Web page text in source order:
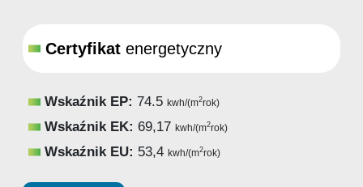
Certyfikat energetyczny
Wskaźnik EP: 74.5 kwh/(m2rok)
Wskaźnik EK: 69,17 kwh/(m2rok)
Wskaźnik EU: 53,4 kwh/(m2rok)